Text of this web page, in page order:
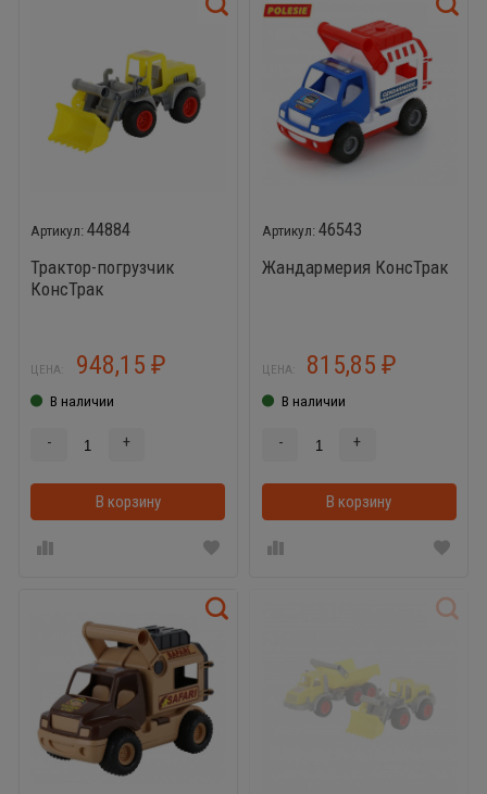
44884
Трактор-погрузчик
КонсТрак
ЦЕНА: 948,15 ₽
В наличии
- +
В корзину
46543
Жандармерия КонсТрак
ЦЕНА: 815,85₽
В наличии
- +
В корзину